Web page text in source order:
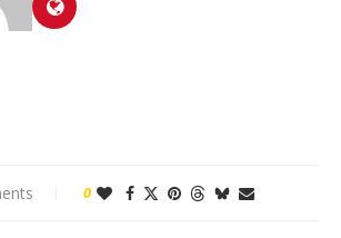
0